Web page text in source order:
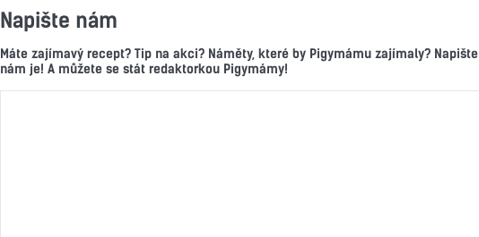
Napište nám
Máte zajímavý recept? Tip na akci? Náměty, které by Pigymámu zajímaly? Napište
nám je! A můžete se stát redaktorkou Pigymámy!